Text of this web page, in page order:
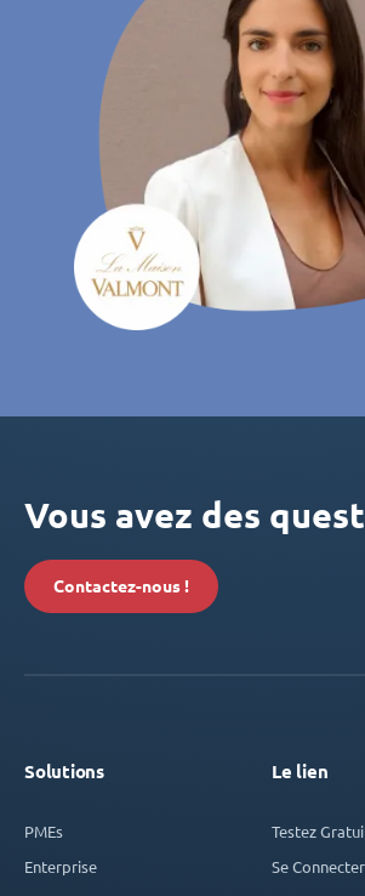
Vous avez des
Contactez-nous !
Solutions
PMEs
Enterprise
Le lien
Testez
Se Connecter